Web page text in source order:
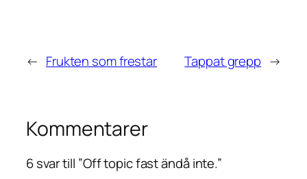
← Frukten som frestar Tappat grepp →
Kommentarer
6 svar till ”Off topic fast ändå inte.”